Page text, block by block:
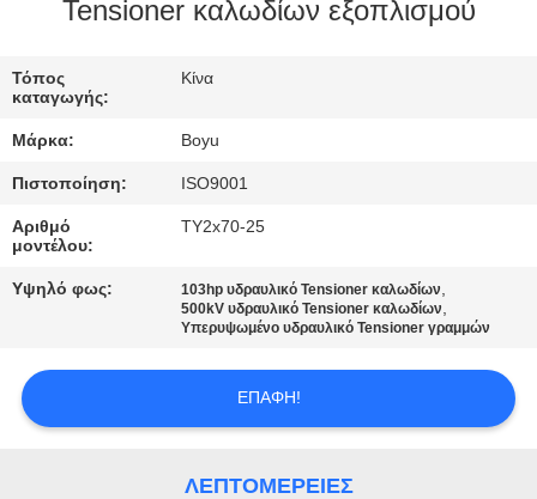
ΈΛΕΓΧΟΣ
ΜΑΣ
ΕΛΆΤΕ
ΕΠΑΦΉ
ΜΕ
ΈΝΑ
ΑΠΌΣΠΑΣΜΑ
Tensioner καλωδίων εξοπλισμού
Τόπος
καταγωγής:
Κίνα
Μάρκα: Boyu
Πιστοποίηση: ISO9001
Αριθμό
μοντέλου:
TY2x70-25
Υψηλό φως: 103hp υδραυλικό Tensioner καλωδίων,
500kV υδραυλικό Tensioner καλωδίων,
Υπερυψωμένο υδραυλικό Tensioner γραμμών
ΕΠΑΦΉ!
ΛΕΠΤΟΜΈΡΕΙΕΣ